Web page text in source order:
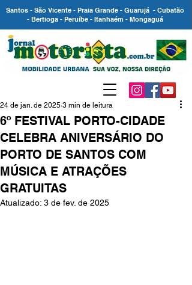
Santos - São Vicente - Praia Grande - Guarujá - Cubatão
- Bertioga - Peruíbe - Itanhaém - Mongaguá
6º FESTIVAL PORTO-CIDADE
CELEBRA ANIVERSÁRIO DO
PORTO DE SANTOS COM
MÚSICA E ATRAÇÕES
GRATUITAS
24 de jan. de 2025 3 min de leitura
Atualizado: 3 de fev. de 2025